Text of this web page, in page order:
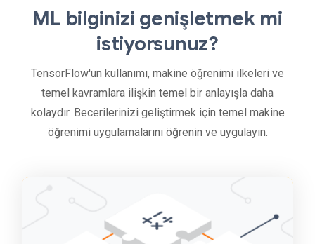
ML bilginizi genişletmek mi
istiyorsunuz?
TensorFlow'un kullanımı, makine öğrenimi ilkeleri ve
temel kavramlara ilişkin temel bir anlayışla daha
kolaydır. Becerilerinizi geliştirmek için temel makine
öğrenimi uygulamalarını öğrenin ve uygulayın.